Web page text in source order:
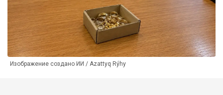
Изображение создано ИИ / Azattyq Rýhy